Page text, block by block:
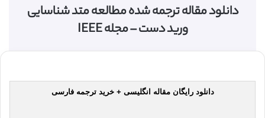
دانلود مقاله ترجمه شده مطالعه متد شناسایی
ورید دست – مجله IEEE
دانلود رایگان مقاله انگلیسی + خرید ترجمه فارسی